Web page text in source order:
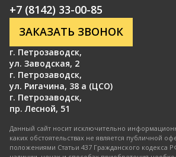
г. Петрозаводск,
ул. Заводская, 2
г. Петрозаводск,
ул. Ригачина, 38 а (ЦСО)
г. Петрозаводск,
пр. Лесной, 51
+7 (8142) 33-00-85
ЗАКАЗАТЬ ЗВОНОК
Данный сайт носит исключительно
каких обстоятельствах не является публичной
положениями Статьи 437 Гражданского кодекса